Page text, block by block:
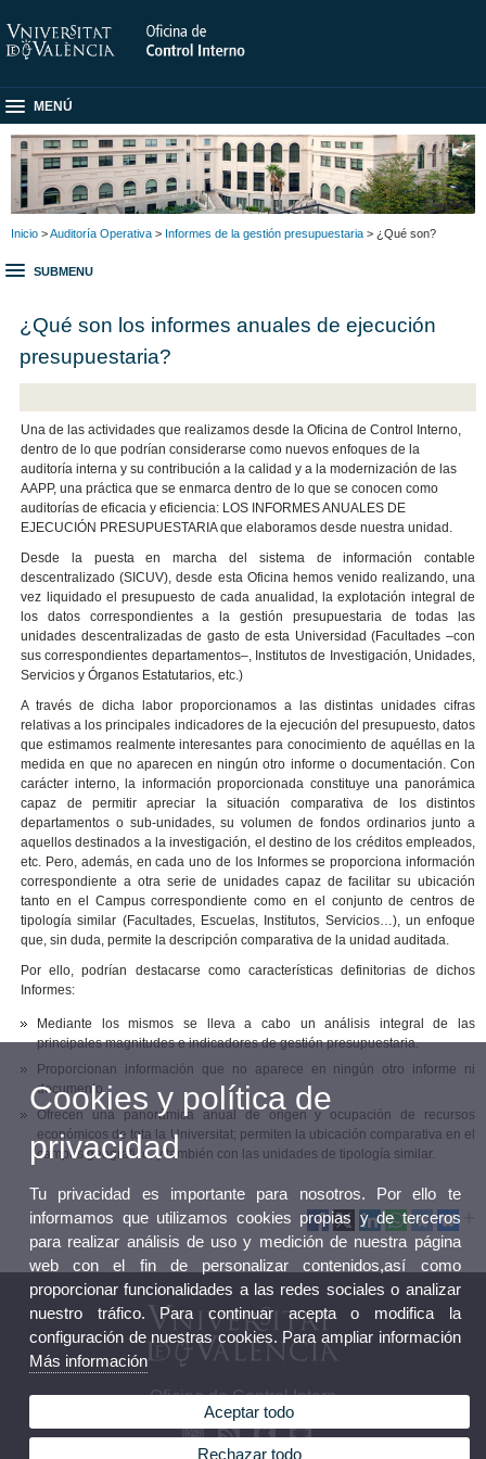
MENÚ
Inicio >Auditoría Operativa > Informes de la gestión presupuestaria > ¿Qué son?
SUBMENU
¿Qué son los informes anuales de ejecución
presupuestaria?
Una de las actividades que realizamos desde la Oficina de Control Interno,
dentro de lo que podrían considerarse como nuevos enfoques de la
auditoría interna y su contribución a la calidad y a la modernización de las
AAPP, una práctica que se enmarca dentro de lo que se conocen como
auditorías de eficacia y eficiencia: LOS INFORMES ANUALES DE
EJECUCIÓN PRESUPUESTARIA que elaboramos desde nuestra unidad.
Desde la puesta en marcha del sistema de información contable
descentralizado (SICUV), desde esta Oficina hemos venido realizando, una
vez liquidado el presupuesto de cada anualidad, la explotación integral de
los datos correspondientes a la gestión presupuestaria de todas las
unidades descentralizadas de gasto de esta Universidad (Facultades –con
sus correspondientes departamentos–, Institutos de Investigación, Unidades,
Servicios y Órganos Estatutarios, etc.)
A través de dicha labor proporcionamos a las distintas unidades cifras
relativas a los principales indicadores de la ejecución del presupuesto, datos
que estimamos realmente interesantes para conocimiento de aquéllas en la
medida en que no aparecen en ningún otro informe o documentación. Con
carácter interno, la información proporcionada constituye una panorámica
capaz de permitir apreciar la situación comparativa de los distintos
departamentos o sub-unidades, su volumen de fondos ordinarios junto a
aquellos destinados a la investigación, el destino de los créditos empleados,
etc. Pero, además, en cada uno de los Informes se proporciona información
correspondiente a otra serie de unidades capaz de facilitar su ubicación
tanto en el Campus correspondiente como en el conjunto de centros de
tipología similar (Facultades, Escuelas, Institutos, Servicios…), un enfoque
que, sin duda, permite la descripción comparativa de la unidad auditada.
Por ello, podrían destacarse como características definitorias de dichos
Informes:
Mediante los mismos se lleva a cabo un análisis integral de las
principales magnitudes e indicadores de gestión presupuestaria.
Proporcionan información que no aparece en ningún otro informe ni
documento.
Ofrecen una panorámica anual de origen y ocupación de recursos
económicos de tota la Universitat; permiten la ubicación comparativa en el
campus geográfico, y también con las unidades de tipología similar.
Oficina de Control Intern
Cookies y política de
privacidad
Tu privacidad es importante para nosotros. Por ello te
informamos que utilizamos cookies propias y de terceros
para realizar análisis de uso y medición de nuestra página
web con el fin de personalizar contenidos,así como
proporcionar funcionalidades a las redes sociales o analizar
nuestro tráfico. Para continuar acepta o modifica la
configuración de nuestras cookies. Para ampliar información
Más información
Aceptar todo
Rechazar todo